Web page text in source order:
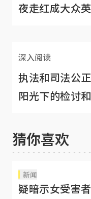
夜走红成大众
深入阅读
执法和司法公正
阳光下的检讨
猜你喜欢
新闻
疑暗示女受